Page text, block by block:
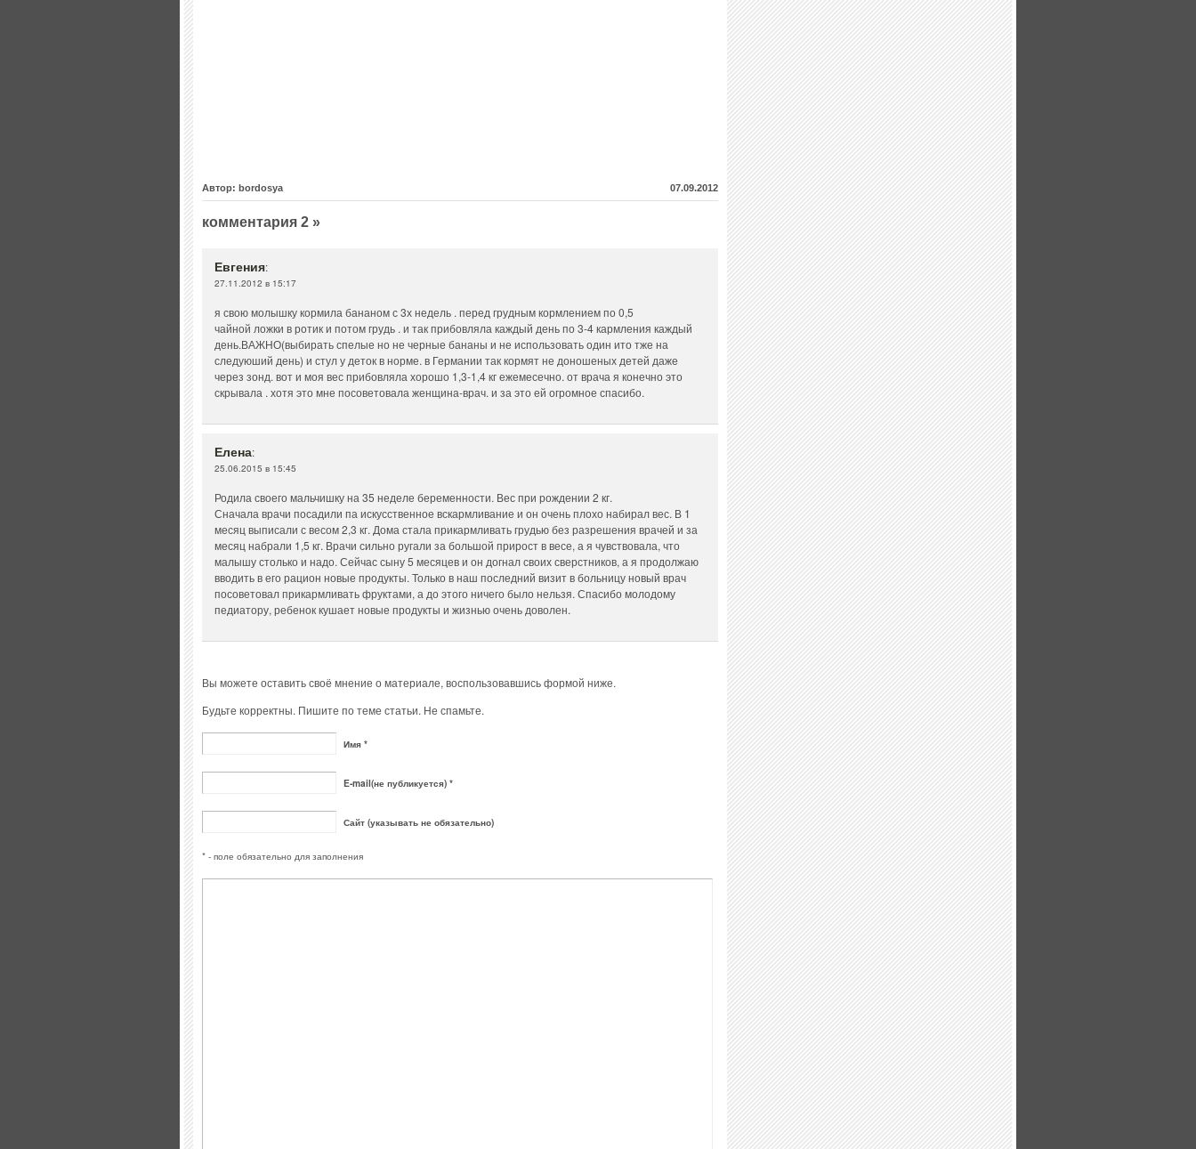
Автор: bordosya 07.09.2012
комментария 2 »
Евгения:
27.11.2012 в 15:17
я свою молышку кормила бананом с 3х недель . перед грудным кормлением по 0,5
чайной ложки в ротик и потом грудь . и так прибовляла каждый день по 3-4 кармления каждый
день.ВАЖНО(выбирать спелые но не черные бананы и не использовать один ито тже на
следуюший день) и стул у деток в норме. в Германии так кормят не доношеных детей даже
через зонд. вот и моя вес прибовляла хорошо 1,3-1,4 кг ежемесечно. от врача я конечно это
скрывала . хотя это мне посоветовала женщина-врач. и за это ей огромное спасибо.
Елена:
25.06.2015 в 15:45
Родила своего мальчишку на 35 неделе беременности. Вес при рождении 2 кг.
Сначала врачи посадили па искусственное вскармливание и он очень плохо набирал вес. В 1
месяц выписали с весом 2,3 кг. Дома стала прикармливать грудью без разрешения врачей и за
месяц набрали 1,5 кг. Врачи сильно ругали за большой прирост в весе, а я чувствовала, что
малышу столько и надо. Сейчас сыну 5 месяцев и он догнал своих сверстников, а я продолжаю
вводить в его рацион новые продукты. Только в наш последний визит в больницу новый врач
посоветовал прикармливать фруктами, а до этого ничего было нельзя. Спасибо молодому
педиатору, ребенок кушает новые продукты и жизнью очень доволен.
Вы можете оставить своё мнение о материале, воспользовавшись формой ниже.
Будьте корректны. Пишите по теме статьи. Не спамьте.
Имя *
E-mail(не публикуется) *
Сайт (указывать не обязательно)
* - поле обязательно для заполнения